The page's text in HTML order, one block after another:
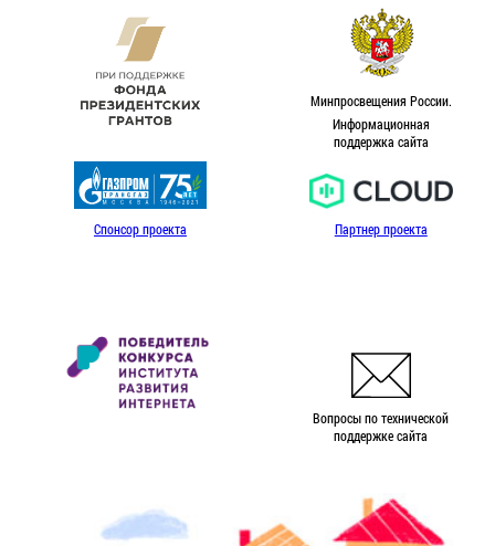
Минпросвещения России.
Информационная
поддержка сайта
Спонсор проекта Партнер проекта
Вопросы по технической
поддержке сайта